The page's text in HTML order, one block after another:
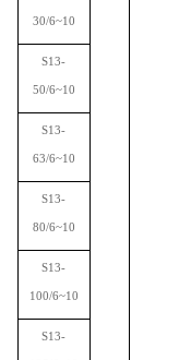
30/6~10
S13-
50/6~10
S13-
63/6~10
S13-
80/6~10
S13-
100/6~10
S13-